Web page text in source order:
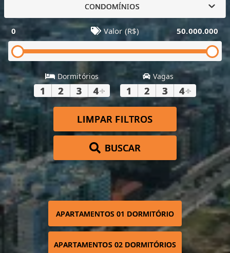
CONDOMÍNIOS
0 Valor (R$) 50.000.000
Dormitórios
1 2 3 4+
Vagas
1 2 3 4+
LIMPAR FILTROS
BUSCAR
APARTAMENTOS 01 DORMITÓRIO
APARTAMENTOS 02 DORMITÓRIOS